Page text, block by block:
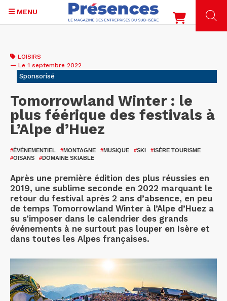
contenu
principal
MENU
LOISIRS
— Le 1 septembre 2022
Sponsorisé
Tomorrowland Winter : le
plus féérique des festivals à
L’Alpe d’Huez
#ÉVÉNEMENTIEL #MONTAGNE #MUSIQUE #SKI #ISÈRE TOURISME
#OISANS #DOMAINE SKIABLE
Après une première édition des plus réussies en
2019, une sublime seconde en 2022 marquant le
retour du festival après 2 ans d’absence, en peu
de temps Tomorrowland Winter à l’Alpe d’Huez a
su s’imposer dans le calendrier des grands
événements à ne surtout pas louper en Isère et
dans toutes les Alpes françaises.